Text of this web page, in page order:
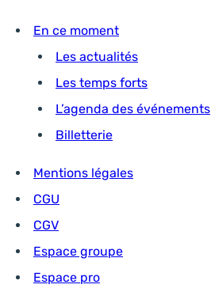
En ce moment
Les actualités
Les temps forts
L’agenda des événements
Billetterie
Mentions légales
CGU
CGV
Espace groupe
Espace pro